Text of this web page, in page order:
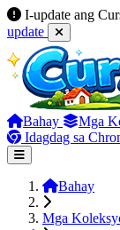
I-update ang
update
Bahay Mga
Idagdag sa
Bahay
Mga